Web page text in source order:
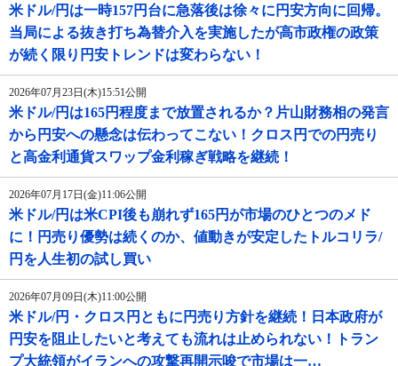
米ドル/円は一時157円台に急落後は徐々に円安方向に回帰。
当局による抜き打ち為替介入を実施したが高市政権の政策
が続く限り円安トレンドは変わらない！
2026年07月23日(木)15:51公開
米ドル/円は165円程度まで放置されるか？片山財務相の発言
から円安への懸念は伝わってこない！クロス円での円売り
と高金利通貨スワップ金利稼ぎ戦略を継続！
2026年07月17日(金)11:06公開
米ドル/円は米CPI後も崩れず165円が市場のひとつのメド
に！円売り優勢は続くのか、値動きが安定したトルコリラ/
円を人生初の試し買い
2026年07月09日(木)11:00公開
米ドル/円・クロス円ともに円売り方針を継続！日本政府が
円安を阻止したいと考えても流れは止められない！トラン
プ大統領がイランへの攻撃再開示唆で市場は一…